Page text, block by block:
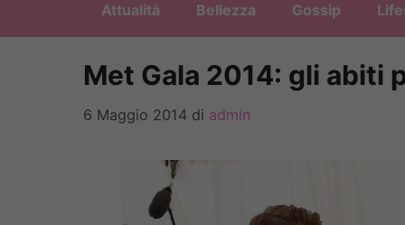
Attualità Bellezza Gossip
Met Gala 2014: gli abiti
6 Maggio 2014 di admin